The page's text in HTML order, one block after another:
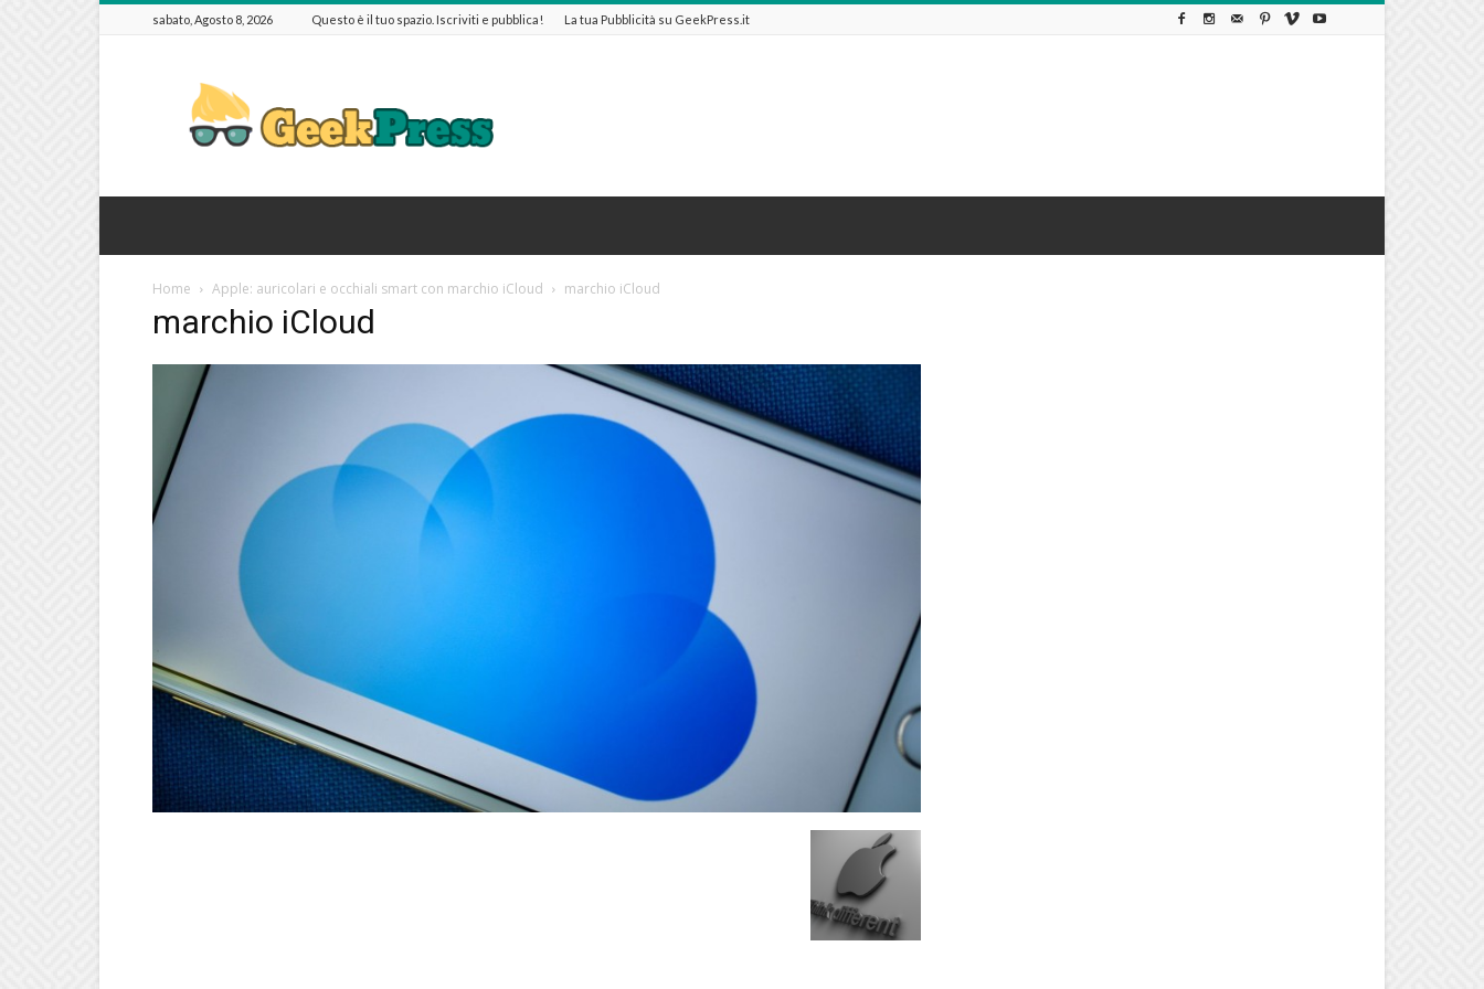
sabato, Agosto 8, 2026 Questo è il tuo spazio. Iscriviti e pubblica! La tua Pubblicità su GeekPress.it
Home Apple: auricolari e occhiali smart con marchio iCloud marchio iCloud
marchio iCloud